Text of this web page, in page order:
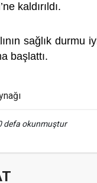
kaldırıldı.
sağlık durmu
başlattı.
defa okunmuştur